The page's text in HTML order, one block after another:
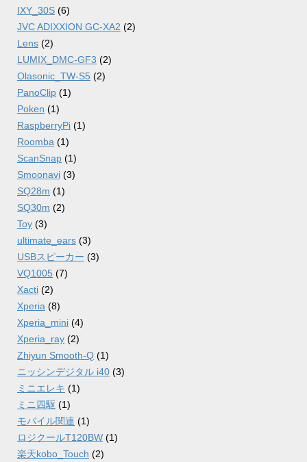
IXY_30S (6)
JVC ADIXXION GC-XA2 (2)
Lens (2)
LUMIX_DMC-GF3 (2)
Olasonic_TW-S5 (2)
PanoClip (1)
Poken (1)
RaspberryPi (1)
Roomba (1)
ScanSnap (1)
Smoonavi (3)
SQ28m (1)
SQ30m (2)
Toy (3)
ultimate_ears (3)
USBスピーカー (3)
VQ1005 (7)
Xacti (2)
Xperia (8)
Xperia_mini (4)
Xperia_ray (2)
Zhiyun Smooth-Q (1)
ニッシンデジタル i40 (3)
ミニエレキ (1)
ミニ四駆 (1)
モバイル関連 (1)
ロジクールT120BW (1)
楽天kobo_Touch (2)